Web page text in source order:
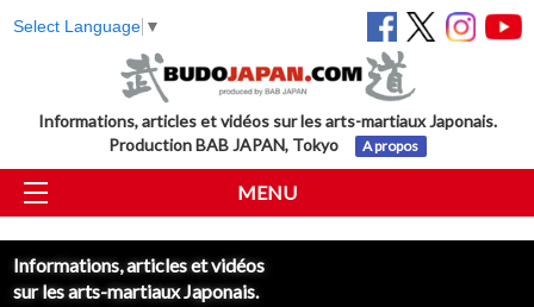
Select Language ▼
Informations, articles et vidéos sur les arts-martiaux Japonais.
Production BAB JAPAN, Tokyo
A propos
MENU
Informations, articles et vidéos
sur les arts-martiaux Japonais.